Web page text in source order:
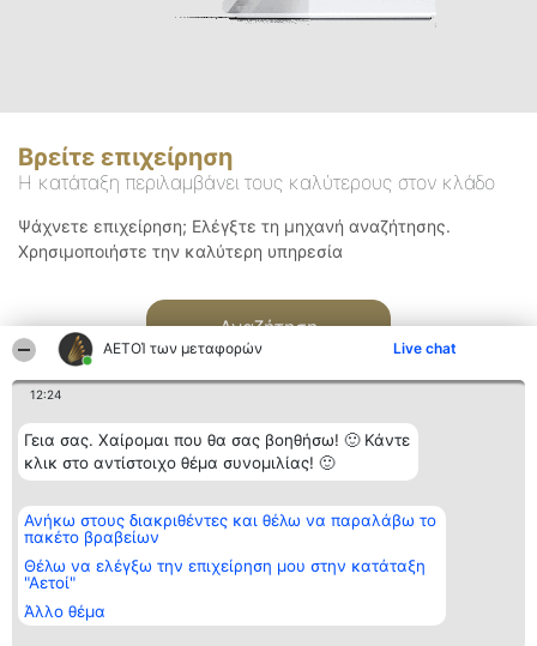
ΑΕΤΟΊ των μεταφορών Live chat
12:24
Γεια σας. Χαίρομαι που θα σας βοηθήσω! 🙂 Κάντε
κλικ στο αντίστοιχο θέμα συνομιλίας! 🙂
Ανήκω στους διακριθέντες και θέλω να παραλάβω το
πακέτο βραβείων
Θέλω να ελέγξω την επιχείρηση μου στην κατάταξη
"Αετοί"
Άλλο θέμα
Βρείτε επιχείρηση
Η κατάταξη περιλαμβάνει τους καλύτερους στον κλάδο
Ψάχνετε επιχείρηση; Ελέγξτε τη μηχανή αναζήτησης.
Χρησιμοποιήστε την καλύτερη υπηρεσία
Αναζήτηση
Διοργανωτής της
κατάταξης
BEAUTIFUL COMPANY
ΤΗΛ. ΕΠΙΚΟΙΝΩΝΙΑΣ:
2104128019
email:
aetoi@beautifulcompany.co
Κατάταξη
Διακριθέντες
των
διακριθέντων
προϋποθέσεις
Επικοινωνία
Επικοινωνία